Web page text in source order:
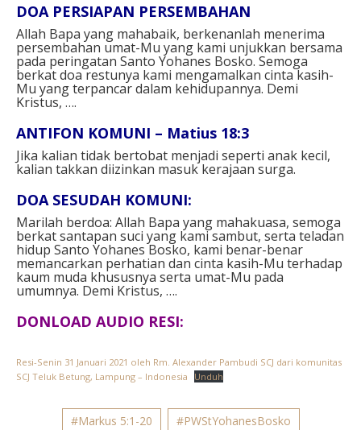
DOA PERSIAPAN PERSEMBAHAN
Allah Bapa yang mahabaik, berkenanlah menerima
persembahan umat-Mu yang kami unjukkan bersama
pada peringatan Santo Yohanes Bosko. Semoga
berkat doa restunya kami mengamalkan cinta kasih-
Mu yang terpancar dalam kehidupannya. Demi
Kristus, ….
ANTIFON KOMUNI – Matius 18:3
Jika kalian tidak bertobat menjadi seperti anak kecil,
kalian takkan diizinkan masuk kerajaan surga.
DOA SESUDAH KOMUNI:
Marilah berdoa: Allah Bapa yang mahakuasa, semoga
berkat santapan suci yang kami sambut, serta teladan
hidup Santo Yohanes Bosko, kami benar-benar
memancarkan perhatian dan cinta kasih-Mu terhadap
kaum muda khususnya serta umat-Mu pada
umumnya. Demi Kristus, ….
DONLOAD AUDIO RESI:
Resi-Senin 31 Januari 2021 oleh Rm. Alexander Pambudi SCJ dari komunitas
SCJ Teluk Betung, Lampung – Indonesia
Unduh
#Markus 5:1-20 #PWStYohanesBosko